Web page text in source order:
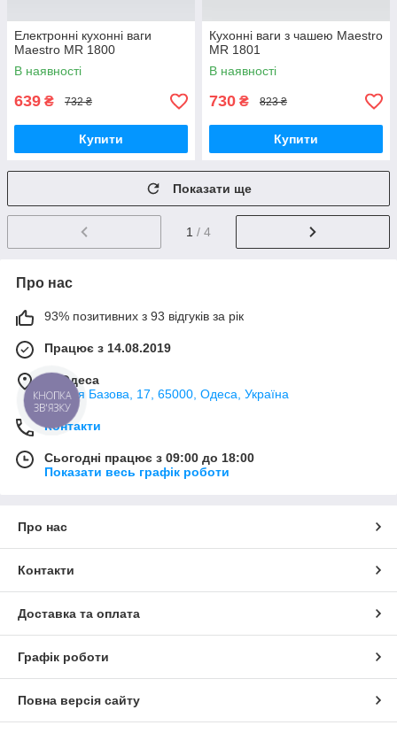
Електронні кухонні ваги
Maestro MR 1800
В наявності
639 ₴ 732 ₴
Купити
Кухонні ваги з чашею Maestro
MR 1801
В наявності
730 ₴ 823 ₴
Купити
Показати ще
1 / 4
Про нас
93% позитивних з 93 відгуків за рік
Працює з 14.08.2019
м. Одеса
вулиця Базова, 17, 65000, Одеса, Україна
Контакти
Сьогодні працює з 09:00 до 18:00
Показати весь графік роботи
Про нас
Контакти
Доставка та оплата
Графік роботи
Повна версія сайту
КНОПКА
ЗВ'ЯЗКУ